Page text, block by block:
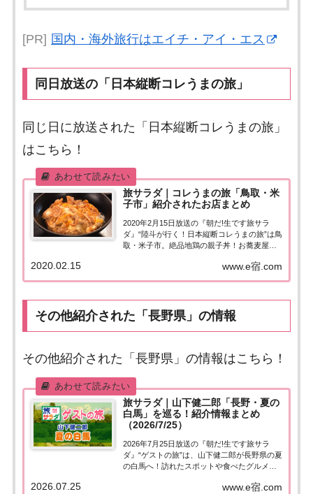
[PR] 国内・海外旅行はエイチ・アイ・エス
同日放送の「日本縦断コレうまの旅」
同じ日に放送された「日本縦断コレうまの旅」
はこちら！
旅サラダ｜コレうまの旅「鳥取・米
子市」紹介されたお店まとめ
2020年2月15日放送の『朝だ!生です旅サラ
ダ』“陸斗が行く！日本縦断コレうまの旅”は鳥
取・米子市。絶品地鶏の親子丼！お蕎麦屋さ
ー！紹介されたお店はこちら！コレうまの旅
「鳥取・米子市」「陸斗が行く！日本縦断コ
www.e宿.com
2020.02.15
その他紹介された「長野県」の情報
その他紹介された「長野県」の情報はこちら！
旅サラダ｜山下健二郎「長野・夏の
白馬」を巡る！紹介情報まとめ
（2026/7/25）
2026年7月25日放送の『朝だ!生です旅サラ
ダ』“ゲストの旅”は、山下健二郎が長野県の夏
の白馬へ！訪れたスポットや食べたグルメな
い情報はこちら！山下健二郎「長野県」夏の
www.e宿.com
2026.07.25